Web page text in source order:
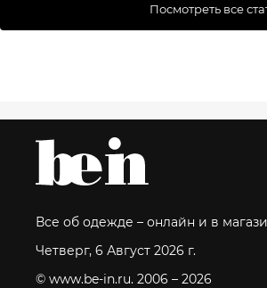
Посмотреть все
Все об одежде – онлайн и в
Четверг, 6 Август 2026 г.
© www.be-in.ru. 2006 – 2026